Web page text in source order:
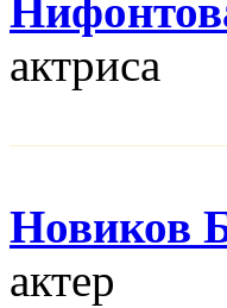
актриса
Новиков
актер